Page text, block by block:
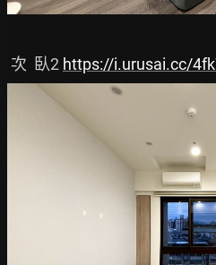
次  臥2 https://i.urusai.cc/